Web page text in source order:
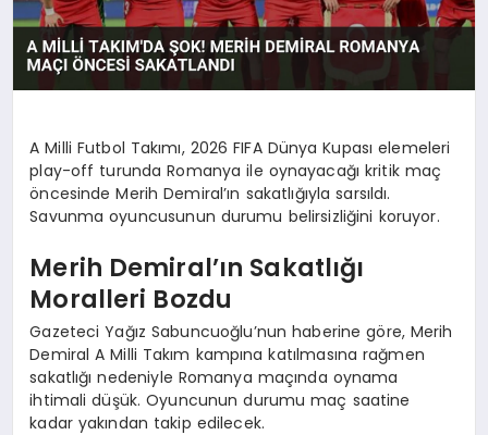
A Milli Futbol Takımı, 2026 FIFA Dünya Kupası elemeleri
play-off turunda Romanya ile oynayacağı kritik maç
öncesinde Merih Demiral’ın sakatlığıyla sarsıldı.
Savunma oyuncusunun durumu belirsizliğini koruyor.
Merih Demiral’ın Sakatlığı
Moralleri Bozdu
Gazeteci Yağız Sabuncuoğlu’nun haberine göre, Merih
Demiral A Milli Takım kampına katılmasına rağmen
sakatlığı nedeniyle Romanya maçında oynama
ihtimali düşük. Oyuncunun durumu maç saatine
kadar yakından takip edilecek.